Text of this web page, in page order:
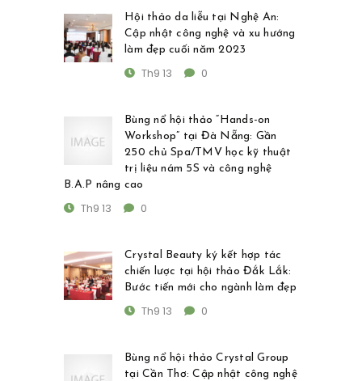
Hội thảo da liễu tại Nghệ An:
Cập nhật công nghệ và xu hướng
làm đẹp cuối năm 2023
Th9 13 0
Bùng nổ hội thảo “Hands-on
Workshop” tại Đà Nẵng: Gần
250 chủ Spa/TMV học kỹ thuật
trị liệu nám 5S và công nghệ
B.A.P nâng cao
Th9 13 0
Crystal Beauty ký kết hợp tác
chiến lược tại hội thảo Đắk Lắk:
Bước tiến mới cho ngành làm đẹp
Th9 13 0
Bùng nổ hội thảo Crystal Group
tại Cần Thơ: Cập nhật công nghệ